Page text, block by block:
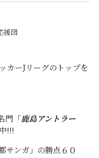
援団
カーJリーグのトップを
門「鹿島アントラー
!!!
サンガ」の勝点６０